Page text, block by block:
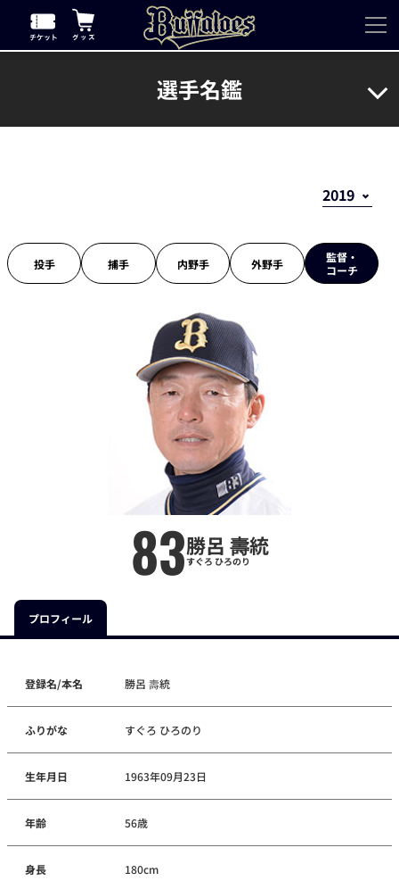
選手名鑑
投手 捕手 内野手 外野手
監督・
コーチ
83勝呂 壽統
すぐろ ひろのり
プロフィール
登録名/本名 勝呂 壽統
ふりがな すぐろ ひろのり
生年月日 1963年09月23日
年齢 56歳
身長 180cm